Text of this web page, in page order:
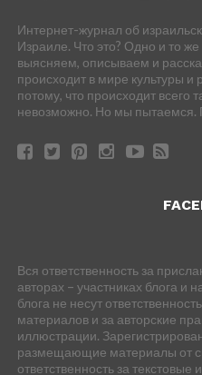
Интернет-журнал об
Израиле. Что это? Одно и то
выясняем, описываем и
происходит в мире культуры и
потому, что происходит всего
невозможно. Но мы пытаемся.
Вся ответственность за
авторах – участниках блога и
блога не несут
материалов и за авторские
иллюстрации.
размещающие материалы от
ответственность за